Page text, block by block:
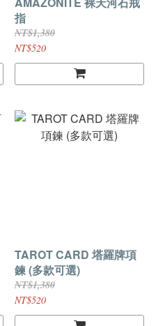
指
NT$1,380
NT$520
TAROT CARD 塔羅牌項
鍊 (多款可選)
NT$1,380
NT$520